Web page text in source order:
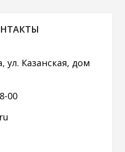
ул. Казанская, дом
00